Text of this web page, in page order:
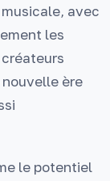
avec
les
ère
le potentiel